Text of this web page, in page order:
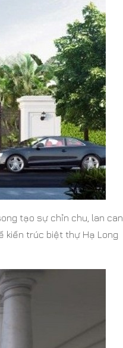
tạo sự chỉn chu, lan can
kiến trúc biệt thự Hạ Long